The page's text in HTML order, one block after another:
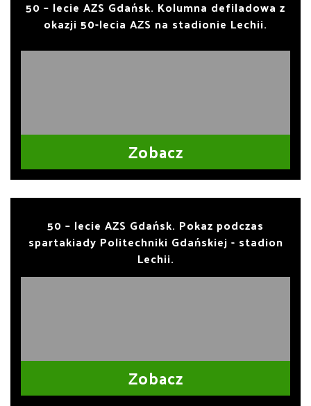
50 – lecie AZS Gdańsk. Kolumna defiladowa z
okazji 50-lecia AZS na stadionie Lechii.
Zobacz
50 – lecie AZS Gdańsk. Pokaz podczas
spartakiady Politechniki Gdańskiej - stadion
Lechii.
Zobacz